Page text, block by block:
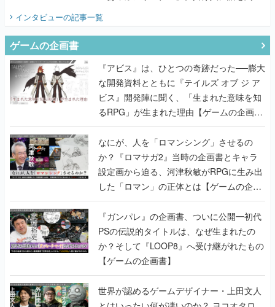
てみた
インタビューの記事一覧
ゲームの企画書
『アビス』は、ひとつの奇跡だった──膨大
な開発資料とともに『テイルズ オブ ジ ア
ビス』開発陣に聞く、「生まれた意味を知
るRPG」が生まれた理由【ゲームの企画
書】
なにが、人を「ロマンシング」させるの
か？『ロマサガ2』当時の企画書とキャラ
設定画から迫る、河津秋敏がRPGに生み出
した「ロマン」の正体とは【ゲームの企画
書】
『ガンパレ』の企画書、ついに公開━初代
PSの伝説的タイトルは、なぜ生まれたの
か？そして『LOOP8』へ受け継がれたもの
【ゲームの企画書】
世界が認めるゲームデザイナー・上田文人